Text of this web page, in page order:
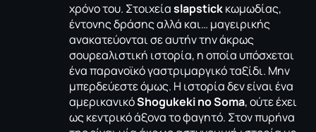
χρόνο του. Στοιχείαslapstickκωμωδίας,
έντονης δράσης αλλά και… μαγειρικής
ανακατεύονται σε αυτήν την άκρως
σουρεαλιστική ιστορία, η οποία υπόσχεται
ένα παρανοϊκό γαστριμαργικό ταξίδι. Μην
μπερδεύεστε όμως. Η ιστορία δεν είναι ένα
αμερικανικόShogukeki no Soma, ούτε έχει
ως κεντρικό άξονα το φαγητό. Στον πυρήνα